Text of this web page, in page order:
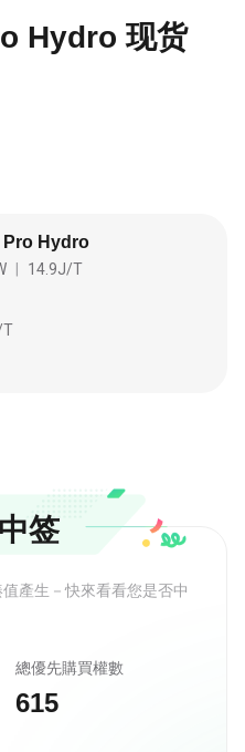
Hydro 现货
Pro Hydro
14.9J/T
T
签
產生－快來看看您是否中
總優先購買權數
615